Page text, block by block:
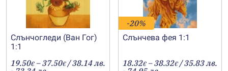
Слънчогледи (Ван Гог)
1:1
19.50€ –37.50€Price
/ 38.14 лв.
-20%
Слънчева фея 1:1
18.32€ –38.32€Price
/ 35.83 лв.